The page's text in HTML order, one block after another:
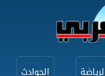
الحوادث